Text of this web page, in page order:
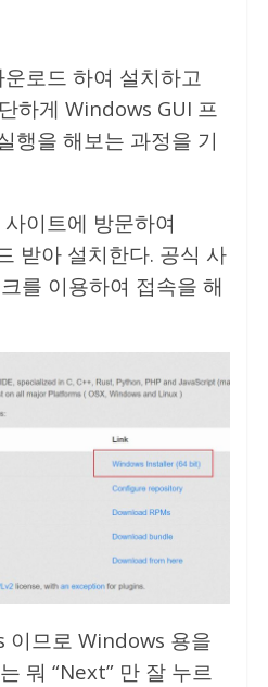
로드 하여 설치하고
하게 Windows GUI 프
행을 해보는 과정을 기
이트에 방문하여
받아 설치한다. 공식 사
를 이용하여 접속을 해
이므로 Windows 용을
뭐 “Next” 만 잘 누르